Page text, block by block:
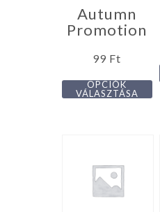
Autumn
Promotion
99 Ft
OPCIÓK
VÁLASZTÁSA